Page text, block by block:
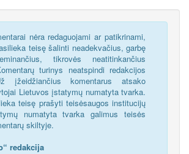
nėra redaguojami ar patikrinami,
teisę šalinti neadekvačius, garbę
tikrovės neatitinkančius
turinys neatspindi redakcijos
įžeidžiančius komentarus atsako
Lietuvos įstatymų numatyta tvarka.
teisę prašyti teisėsaugos institucijų
numatyta tvarka galimus teisės
skiltyje.
redakcija